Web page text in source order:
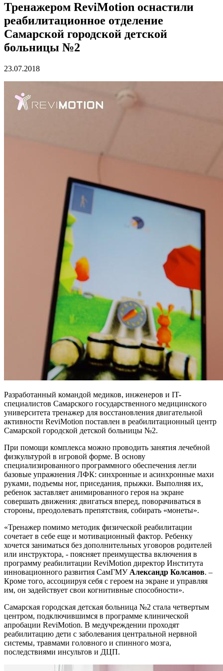
Тренажером ReviMotion оснастили
реабилитационное отделение
Самарской городской детской
больницы №2
23.07.2018
Разработанный командой медиков, инженеров и IT-
специалистов Самарского государственного медицинского
университета тренажер для восстановления двигательной
активности ReviMotion поставлен в реабилитационный центр
Самарской городской детской больницы №2.
При помощи комплекса можно проводить занятия лечебной
физкультурой в игровой форме. В основу
специализированного программного обеспечения легли
базовые упражнения ЛФК: синхронные и асинхронные махи
руками, подъемы ног, приседания, прыжки. Выполняя их,
ребенок заставляет анимированного героя на экране
совершать движения: двигаться вперед, поворачиваться в
стороны, преодолевать препятствия, собирать «монеты».
«Тренажер помимо методик физической реабилитации
сочетает в себе еще и мотивационный фактор. Ребенку
хочется заниматься без дополнительных уговоров родителей
или инструктора, - поясняет преимущества включения в
программу реабилитации ReviMotion директор Института
инновационного развития СамГМУ Александр Колсанов. –
Кроме того, ассоциируя себя с героем на экране и управляя
им, он задействует свои когнитивные способности».
Самарская городская детская больница №2 стала четвертым
центром, подключившимся в программе клинической
апробации ReviMotion. В медучреждении проходят
реабилитацию дети с заболевания центральной нервной
системы, травмами головного и спинного мозга,
последствиями инсультов и ДЦП.